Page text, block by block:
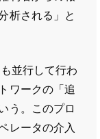
析される」と
並行して行わ
ワークの「追
う。このプロ
レータの介入